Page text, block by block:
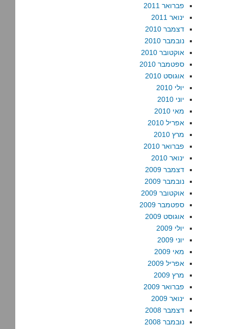
פברואר 2011
ינואר 2011
דצמבר 2010
נובמבר 2010
אוקטובר 2010
ספטמבר 2010
אוגוסט 2010
יולי 2010
יוני 2010
מאי 2010
אפריל 2010
מרץ 2010
פברואר 2010
ינואר 2010
דצמבר 2009
נובמבר 2009
אוקטובר 2009
ספטמבר 2009
אוגוסט 2009
יולי 2009
יוני 2009
מאי 2009
אפריל 2009
מרץ 2009
פברואר 2009
ינואר 2009
דצמבר 2008
נובמבר 2008